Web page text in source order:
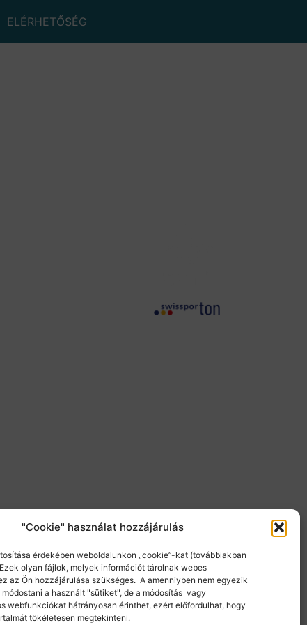
"Cookie" használat hozzájárulás
érdekében weboldalunkon „cookie”-kat (továbbiakban
olyan fájlok, melyek információt tárolnak webes
az Ön hozzájárulása szükséges. A amenniyben nem egyezik
a használt "sütiket", de a módosítás vagy
webfunkciókat hátrányosan érinthet, ezért előfordulhat, hogy
tökéletesen megtekinteni.
ELÉRHETŐSÉG